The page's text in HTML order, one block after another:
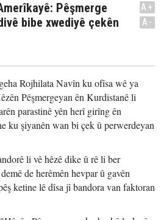
Pêşmerge
bibe xwediyê çekên
A+
A-
Rojhilata Navîn ku ofîsa wê ya
Pêşmergeyan ên Kurdistanê li
parastinê yên herî girîng ên
ku şiyanên wan bi çek û perwerdeyan
li vê hêzê dike û rê li ber
de herêmên hevpar û gavên
ketine lê dîsa jî bandora van faktoran